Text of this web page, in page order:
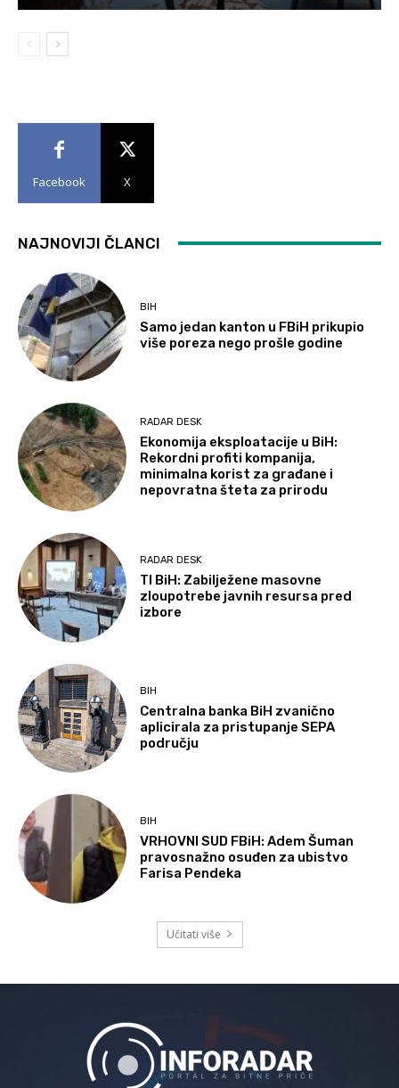
Facebook X
NAJNOVIJI ČLANCI
BIH
Samo jedan kanton u FBiH prikupio
više poreza nego prošle godine
RADAR DESK
Ekonomija eksploatacije u BiH:
Rekordni profiti kompanija,
minimalna korist za građane i
nepovratna šteta za prirodu
RADAR DESK
TI BiH: Zabilježene masovne
zloupotrebe javnih resursa pred
izbore
BIH
Centralna banka BiH zvanično
aplicirala za pristupanje SEPA
području
BIH
VRHOVNI SUD FBiH: Adem Šuman
pravosnažno osuđen za ubistvo
Farisa Pendeka
Učitati više